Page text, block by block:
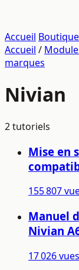
Accueil
Accueil /
marques
Nivian
2 tutoriels
Mise en
155 807
Manuel
Nivian
17 026 vues